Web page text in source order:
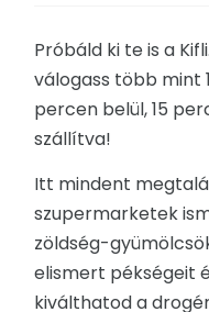
EBUGATTA
ÁLLATVÉDELEM
EGÉSZSÉG
RENDEZVÉNYEK
REKLÁMAJÁNDÉK
Próbáld ki te is a
válogass több mint
percen belül, 15
szállítva!
Itt mindent
szupermarketek
zöldség-
elismert pékségeit
kiválthatod a